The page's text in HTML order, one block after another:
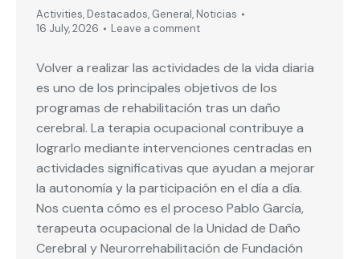
Activities, Destacados, General, Noticias
16 July, 2026
Leave a comment
Volver a realizar las actividades de la vida diaria
es uno de los principales objetivos de los
programas de rehabilitación tras un daño
cerebral. La terapia ocupacional contribuye a
lograrlo mediante intervenciones centradas en
actividades significativas que ayudan a mejorar
la autonomía y la participación en el día a día.
Nos cuenta cómo es el proceso Pablo García,
terapeuta ocupacional de la Unidad de Daño
Cerebral y Neurorrehabilitación de Fundación